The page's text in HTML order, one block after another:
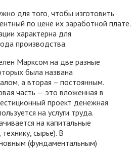
для того, чтобы изготовить
по цене их заработной плате.
характерна для
производства.
Марксом на две разные
была названа
а вторая – постоянным.
часть — это вложенная в
проект денежная
на услуги труда.
на капитальные
сырье). В
(фундаментальным)